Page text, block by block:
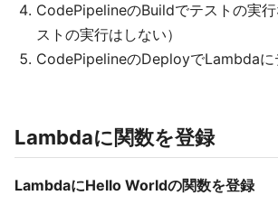
CodePipelineのBuildでテストの実
ストの実行はしない）
CodePipelineのDeployでLambdaに
Lambdaに関数を登録
LambdaにHello Worldの関数を登録